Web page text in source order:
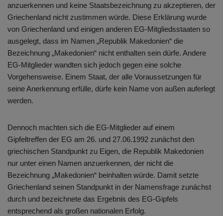
anzuerkennen und keine Staatsbezeichnung zu akzeptieren, der
Griechenland nicht zustimmen würde. Diese Erklärung wurde
von Griechenland und einigen anderen EG-Mitgliedsstaaten so
ausgelegt, dass im Namen „Republik Makedonien“ die
Bezeichnung „Makedonien“ nicht enthalten sein dürfe. Andere
EG-Mitglieder wandten sich jedoch gegen eine solche
Vorgehensweise. Einem Staat, der alle Voraussetzungen für
seine Anerkennung erfülle, dürfe kein Name von außen auferlegt
werden.
Dennoch machten sich die EG-Mitglieder auf einem
Gipfeltreffen der EG am 26. und 27.06.1992 zunächst den
griechischen Standpunkt zu Eigen, die Republik Makedonien
nur unter einen Namen anzuerkennen, der nicht die
Bezeichnung „Makedonien“ beinhalten würde. Damit setzte
Griechenland seinen Standpunkt in der Namensfrage zunächst
durch und bezeichnete das Ergebnis des EG-Gipfels
entsprechend als großen nationalen Erfolg.